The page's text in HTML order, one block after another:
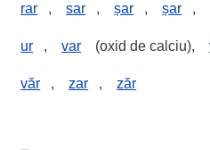
rar , sar , șar , șar ,
ur , var (oxid de calciu),
văr , zar , zăr